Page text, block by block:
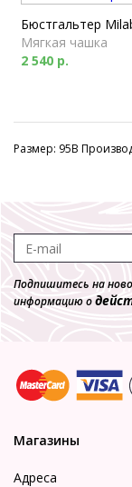
Бюстгальтер
Мягкая чашка
2 540 р.
Размер: 95B
Подпишитесь на
информацию о
Магазины
Адреса